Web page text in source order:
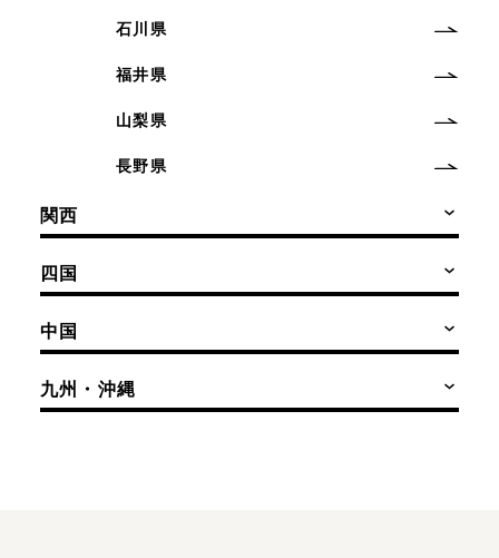
石川県
福井県
山梨県
長野県
関西
四国
中国
九州・沖縄